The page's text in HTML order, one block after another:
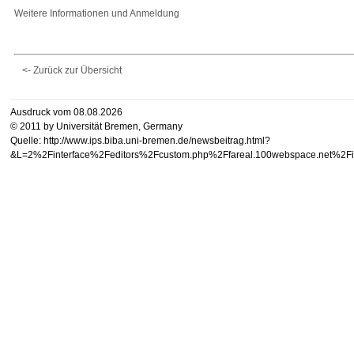
Weitere Informationen und Anmeldung
<- Zurück zur Übersicht
Ausdruck vom 08.08.2026
© 2011 by Universität Bremen, Germany
Quelle: http://www.ips.biba.uni-bremen.de/newsbeitrag.html?